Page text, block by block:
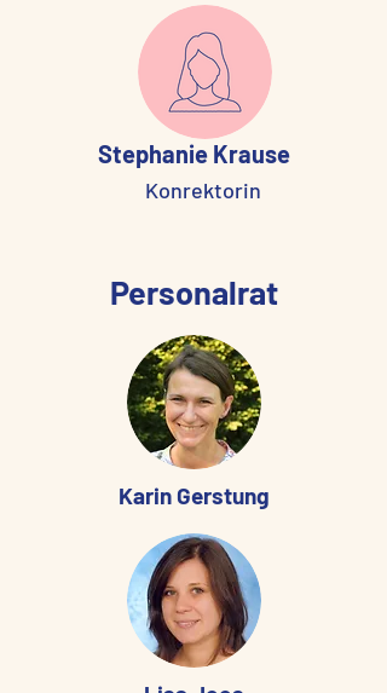
Stephanie Krause
Konrektorin
Personalrat
Karin Gerstung